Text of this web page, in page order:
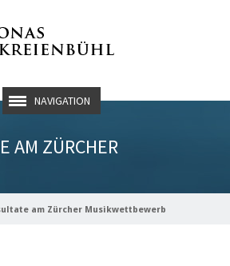
NAVIGATION
AM ZÜRCHER
am Zürcher Musikwettbewerb